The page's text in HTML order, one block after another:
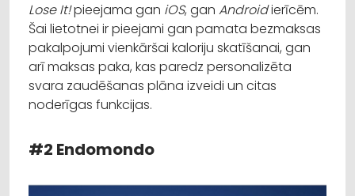
Lose It!pieejama gan iOS, gan Androidierīcēm.
Šai lietotnei ir pieejami gan pamata bezmaksas
pakalpojumi vienkāršai kaloriju skatīšanai, gan
arī maksas paka, kas paredz personalizēta
svara zaudēšanas plāna izveidi un citas
noderīgas funkcijas.
#2 Endomondo